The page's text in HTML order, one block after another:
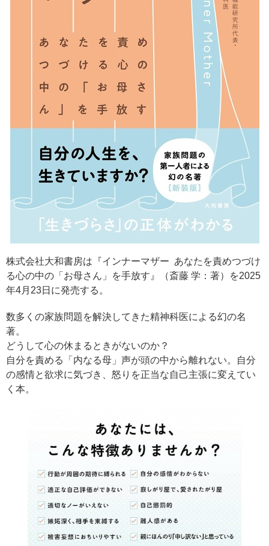
株式会社大和書房は『インナーマザー あなたを責めつづけ
る心の中の「お母さん」を手放す』（斎藤 学：著）を2025
年4月23日に発売する。
数多くの家族問題を解決してきた精神科医による幻の名
著。
どうして心の休まるときがないのか？
自分を責める「内なる母」声が頭の中から離れない。自分
の感情と欲求に気づき、怒りを正当な自己主張に変えてい
く本。